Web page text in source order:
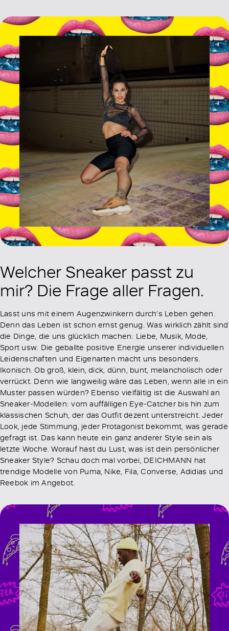
Welcher Sneaker passt zu
mir? Die Frage aller Fragen.
Lasst uns mit einem Augenzwinkern durch’s Leben gehen.
Denn das Leben ist schon ernst genug. Was wirklich zählt sind
die Dinge, die uns glücklich machen: Liebe, Musik, Mode,
Sport usw. Die geballte positive Energie unserer individuellen
Leidenschaften und Eigenarten macht uns besonders.
Ikonisch. Ob groß, klein, dick, dünn, bunt, melancholisch oder
verrückt. Denn wie langweilig wäre das Leben, wenn alle in ein
Muster passen würden? Ebenso vielfältig ist die Auswahl an
Sneaker-Modellen: vom auffälligen Eye-Catcher bis hin zum
klassischen Schuh, der das Outfit dezent unterstreicht. Jeder
Look, jede Stimmung, jeder Protagonist bekommt, was gerade
gefragt ist. Das kann heute ein ganz anderer Style sein als
letzte Woche. Worauf hast du Lust, was ist dein persönlicher
Sneaker Style? Schau doch mal vorbei, DEICHMANN hat
trendige Modelle von Puma, Nike, Fila, Converse, Adidias und
Reebok im Angebot.